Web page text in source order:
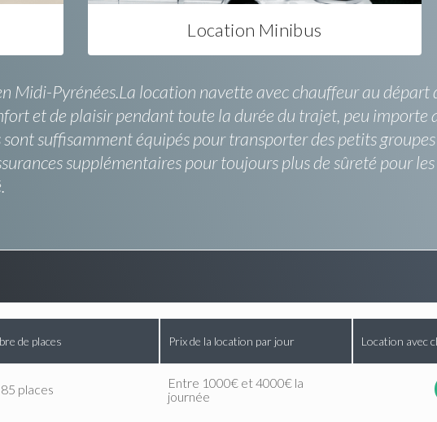
Location Minibus
Midi-Pyrénées.La location navette avec chauffeur au départ
et de plaisir pendant toute la durée du trajet, peu importe
suffisamment équipés pour transporter des petits
supplémentaires pour toujours plus de sûreté pour
de places Prix de la location par jour Location avec
places
Entre 1000€ et 4000€ la
journée